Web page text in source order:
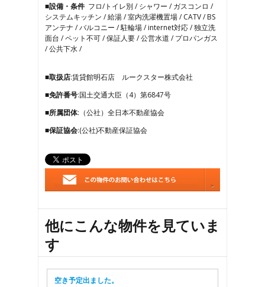
11
12
13
14
■設備・条件 フロ/トイレ別 / シャワー / ガスコンロ /
システムキッチン / 給湯 / 室内洗濯機置場 / CATV / BS
アンテナ / バルコニー / 駐輪場 / internet対応 / 独立洗
面台 / ペット不可 / 保証人要 / 公営水道 / プロパンガス
/ 公共下水 /
■取扱店:賃貸館明石店 ルークスター株式会社
■免許番号:国土交通大臣（4）第6847号
■所属団体:（公社）全日本不動産協会
■保証協会:(公社)不動産保証協会
他にこんな物件を見ていま
す
空き予定出ました。